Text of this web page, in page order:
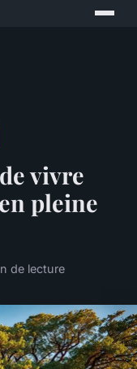
vivre
pleine
de lecture